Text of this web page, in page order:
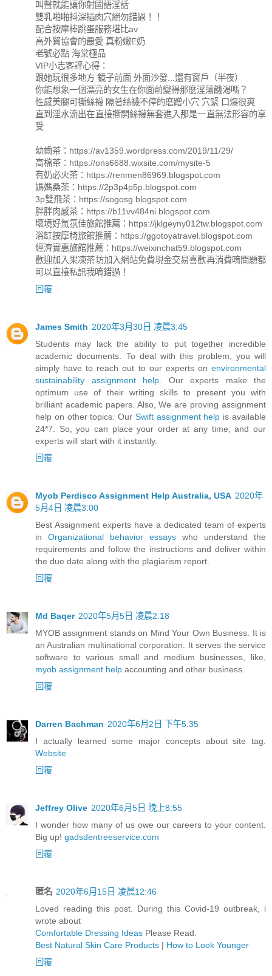
叫聲就能讓你射國語淫話
雙乳啪啪抖深插肉穴絕勿錯過！！
配合按摩棒跳蛋服務堪比av
高外貿協會的最愛 真粉嫩E奶
老號必點 海棠極品
VIP小志客評心得：
跟她玩很多地方 鏡子前面 外面沙發...還有窗戶（半夜）
你能想象一個漂亮的女生在你面前變得那麼淫蕩饑渴嗎？
性感美腿可撕絲襪 隔著絲襪不停的磨蹭小穴 穴緊 口爆很爽
直到淫水流出在直接撕開絲襪無套進入那是一直無法形容的享
受
幼齒茶：https://av1359.wordpress.com/2019/11/29/
高檔茶：https://ons6688.wixsite.com/mysite-5
有奶必火茶：https://renmen86969.blogspot.com
媽媽桑茶：https://2p3p4p5p.blogspot.com
3p雙飛茶：https://sogosg.blogspot.com
胖胖肉感茶：https://b11vv484ni.blogspot.com
壞境好氣氛佳旅館推薦：https://jklgeyny012tw.blogspot.com
浴缸按摩椅旅館推薦：https://ggotoyatravel.blogspot.com
經濟實惠旅館推薦：https://weixinchat59.blogspot.com
歡迎加入果凍茶坊加入網站免費現金交易喜歡再消費唷問題都
可以直接私訊我唷錯過！
回覆
James Smith 2020年3月30日 凌晨3:45
Students may lack the ability to put together incredible
academic documents. To deal with this problem, you will
simply have to reach out to our experts on environmental
sustainability assignment help . Our experts make the
optimum use of their writing skills to present you with
brilliant academic papers. Also, We are proving assignment
help on other topics. Our Swift assignment help is available
24*7. So, you can place your order at any time, and our
experts will start with it instantly.
回覆
Myob Perdisco Assignment Help Australia, USA 2020年
5月4日 凌晨3:00
Best Assignment experts have a dedicated team of experts
in Organizational behavior essays who understand the
requirements and follow the instructions and deliver within
the due date along with the plagiarism report.
回覆
Md Baqer 2020年5月5日 凌晨2:18
MYOB assignment stands on Mind Your Own Business. It is
an Australian multinational corporation. It serves the service
software to various small and medium businesses, like,
myob assignment help accounting and other business.
回覆
Darren Bachman 2020年6月2日 下午5:35
I actually learned some major concepts about site tag.
Website
回覆
Jeffrey Olive 2020年6月5日 晚上8:55
I wonder how many of us owe our careers to your content.
Big up! gadsdentreeservice.com
回覆
匿名 2020年6月15日 凌晨12:46
Loved reading this post. During this Covid-19 outbreak, i
wrote about
Comfortable Dressing Ideas Please Read.
Best Natural Skin Care Products | How to Look Younger
回覆